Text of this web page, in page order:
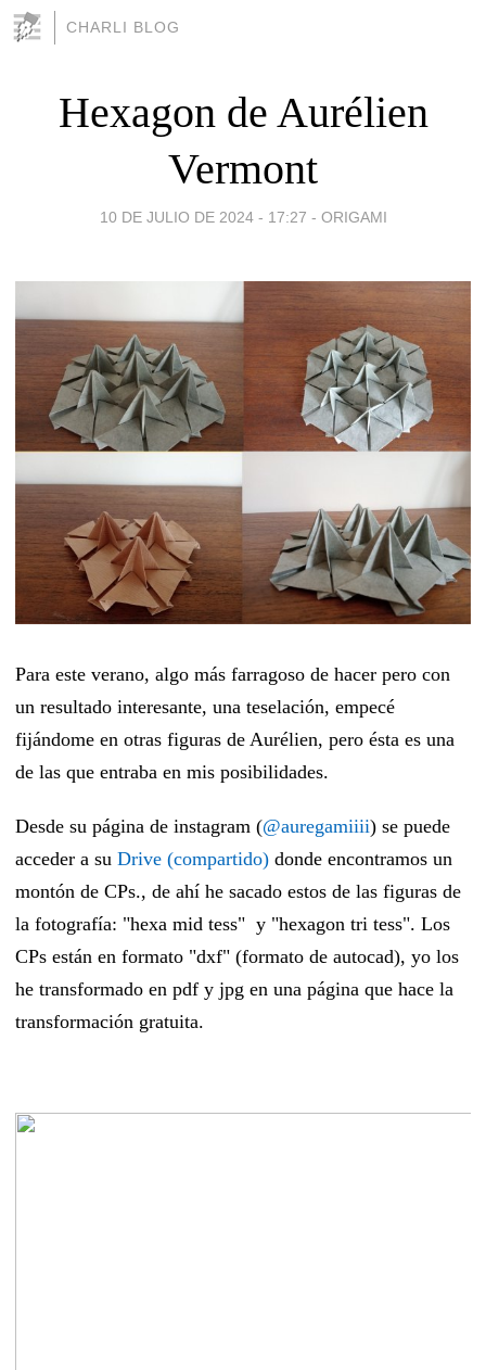
CHARLI BLOG
Hexagon de Aurélien
Vermont
10 DE JULIO DE 2024 - 17:27 - ORIGAMI
Para este verano, algo más farragoso de hacer pero con
un resultado interesante, una teselación, empecé
fijándome en otras figuras de Aurélien, pero ésta es una
de las que entraba en mis posibilidades.
Desde su página de instagram (@auregamiiii) se puede
acceder a su Drive (compartido) donde encontramos un
montón de CPs., de ahí he sacado estos de las figuras de
la fotografía: "hexa mid tess" y "hexagon tri tess". Los
CPs están en formato "dxf" (formato de autocad), yo los
he transformado en pdf y jpg en una página que hace la
transformación gratuita.